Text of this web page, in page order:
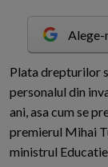
Alege-
Plata drepturilor
personalul din
ani, asa cum se
premierul Mihai
ministrul